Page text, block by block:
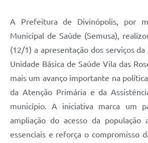
A Prefeitura de Divinópolis, por
Municipal de Saúde (Semusa),
(12/1) a apresentação dos serviços
Unidade Básica de Saúde Vila das
mais um avanço importante na
da Atenção Primária e da
município. A iniciativa marca um
ampliação do acesso da população
essenciais e reforça o compromisso